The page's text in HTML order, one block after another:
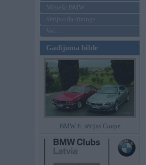
Mēneša BMW
Sērijveida tūnings
Vel...
Gadījuma bilde
BMW 6. sērijas Coupe